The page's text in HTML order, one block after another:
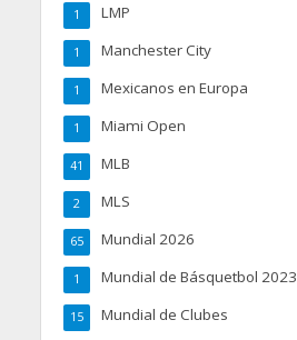
LMP
1
Manchester City
1
Mexicanos en Europa
1
Miami Open
1
MLB
41
MLS
2
Mundial 2026
65
Mundial de Básquetbol 2023
1
Mundial de Clubes
15